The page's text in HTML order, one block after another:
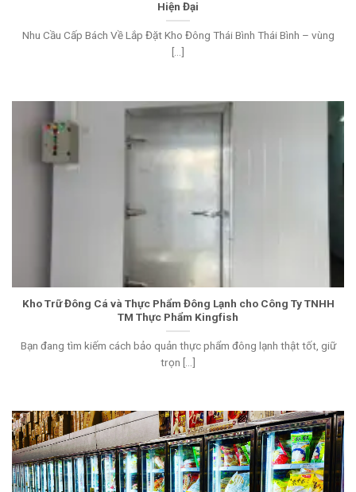
Hiện Đại
Nhu Cầu Cấp Bách Về Lắp Đặt Kho Đông Thái Bình Thái Bình – vùng
[...]
Kho Trữ Đông Cá và Thực Phẩm Đông Lạnh cho Công Ty TNHH
TM Thực Phẩm Kingfish
Bạn đang tìm kiếm cách bảo quản thực phẩm đông lạnh thật tốt, giữ
trọn [...]